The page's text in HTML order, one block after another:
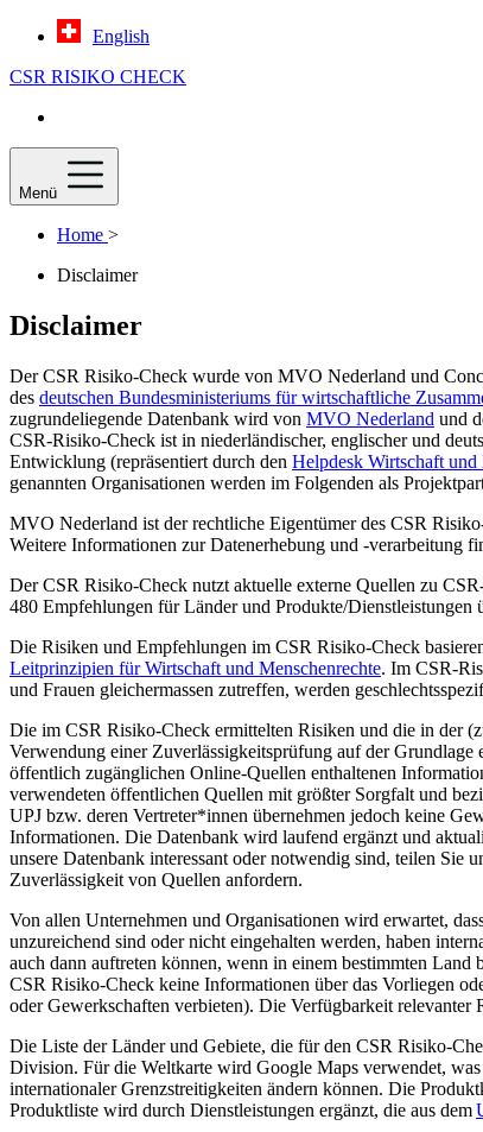
English
CSR RISIKO CHECK
Menü
Home >
Disclaimer
Disclaimer
Der CSR Risiko-Check wurde von MVO Nederland und
des deutschen Bundesministeriums für wirtschaftliche
zugrundeliegende Datenbank wird von MVO Nederland und
CSR-Risiko-Check ist in niederländischer, englischer und
Entwicklung (repräsentiert durch den Helpdesk Wirtschaft und
genannten Organisationen werden im Folgenden als
MVO Nederland ist der rechtliche Eigentümer des CSR
Weitere Informationen zur Datenerhebung und -verarbeitung
Der CSR Risiko-Check nutzt aktuelle externe Quellen zu
480 Empfehlungen für Länder und Produkte/Dienstleistungen
Die Risiken und Empfehlungen im CSR Risiko-Check
Leitprinzipien für Wirtschaft und Menschenrechte. Im CSR-
und Frauen gleichermassen zutreffen, werden
Die im CSR Risiko-Check ermittelten Risiken und die in der
Verwendung einer Zuverlässigkeitsprüfung auf der Grundlage
öffentlich zugänglichen Online-Quellen enthaltenen
verwendeten öffentlichen Quellen mit größter Sorgfalt und
UPJ bzw. deren Vertreter*innen übernehmen jedoch keine
Informationen. Die Datenbank wird laufend ergänzt und
unsere Datenbank interessant oder notwendig sind, teilen Sie
Zuverlässigkeit von Quellen anfordern.
Von allen Unternehmen und Organisationen wird erwartet,
unzureichend sind oder nicht eingehalten werden, haben
auch dann auftreten können, wenn in einem bestimmten
CSR Risiko-Check keine Informationen über das Vorliegen
oder Gewerkschaften verbieten). Die Verfügbarkeit
Die Liste der Länder und Gebiete, die für den CSR Risiko-
Division. Für die Weltkarte wird Google Maps verwendet,
internationaler Grenzstreitigkeiten ändern können. Die
Produktliste wird durch Dienstleistungen ergänzt, die aus dem